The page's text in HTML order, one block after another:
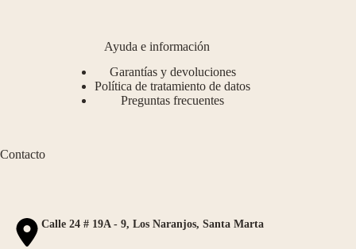
Ayuda e información
Garantías y devoluciones
Política de tratamiento de datos
Preguntas frecuentes
Contacto
Calle 24 # 19A - 9, Los Naranjos, Santa Marta